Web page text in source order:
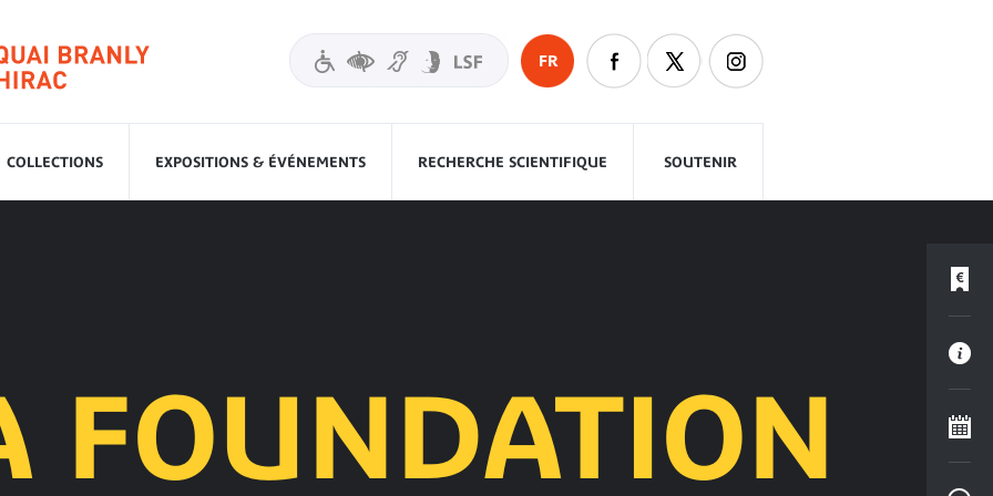
FR
COLLECTIONS EXPOSITIONS & ÉVÉNEMENTS RECHERCHE SCIENTIFIQUE SOUTENIR
FOUNDATION